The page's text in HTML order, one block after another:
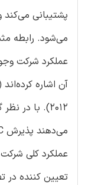
پشتیبانی
عملکرد شرکت
2012). با در
عملکرد کلی
تعیین کننده در